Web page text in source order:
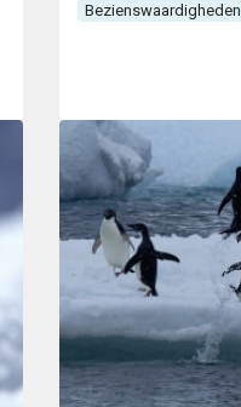
Bezienswaardigheden